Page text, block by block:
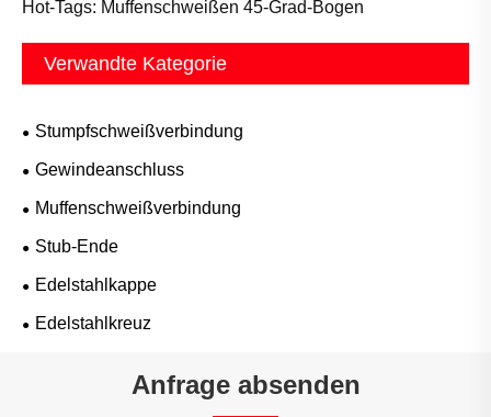
Hot-Tags: Muffenschweißen 45-Grad-Bogen
Verwandte Kategorie
Stumpfschweißverbindung
Gewindeanschluss
Muffenschweißverbindung
Stub-Ende
Edelstahlkappe
Edelstahlkreuz
Anfrage absenden